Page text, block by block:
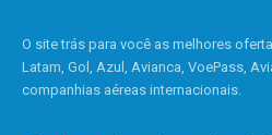
O site trás para você as melhores
Latam, Gol, Azul, Avianca, VoePass,
companhias aéreas internacionais.